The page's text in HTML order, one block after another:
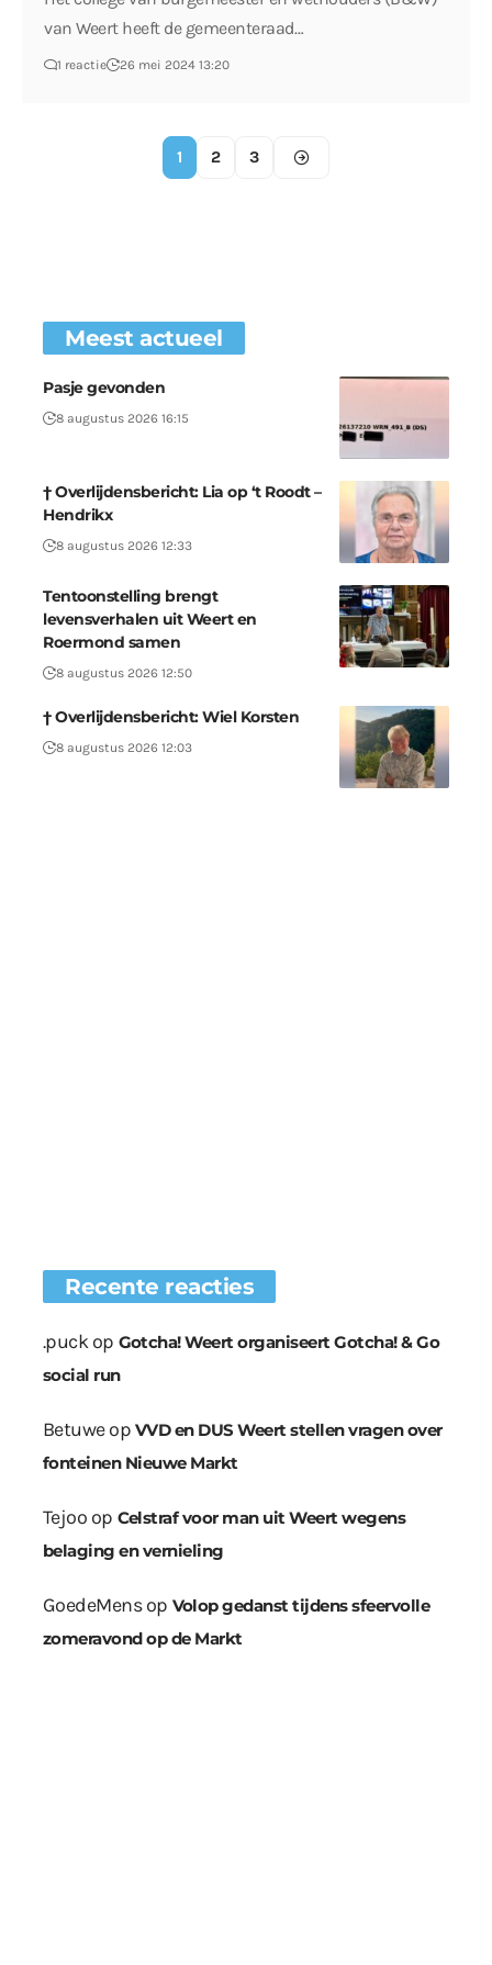
van Weert heeft de gemeenteraad…
1 reactie 26 mei 2024 13:20
1 2 3
Meest actueel
Pasje gevonden
8 augustus 2026 16:15
† Overlijdensbericht: Lia op ‘t Roodt –
Hendrikx
8 augustus 2026 12:33
Tentoonstelling brengt
levensverhalen uit Weert en
Roermond samen
8 augustus 2026 12:50
† Overlijdensbericht: Wiel Korsten
8 augustus 2026 12:03
Recente reacties
.puckop Gotcha! Weert organiseert Gotcha! & Go
social run
Betuweop VVD en DUS Weert stellen vragen over
fonteinen Nieuwe Markt
Tejoo op Celstraf voor man uit Weert wegens
belaging en vernieling
GoedeMensop Volop gedanst tijdens sfeervolle
zomeravond op de Markt